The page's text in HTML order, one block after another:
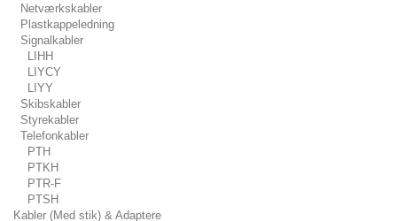
Netværkskabler
Plastkappeledning
Signalkabler
LIHH
LIYCY
LIYY
Skibskabler
Styrekabler
Telefonkabler
PTH
PTKH
PTR-F
PTSH
Kabler (Med stik) & Adaptere